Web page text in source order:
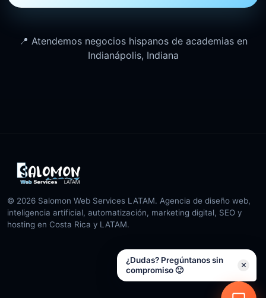
📍 Atendemos negocios hispanos de academias en
Indianápolis, Indiana
© 2026 Salomon Web Services LATAM. Agencia de diseño web,
inteligencia artificial, automatización, marketing digital, SEO y
hosting en Costa Rica y LATAM.
¿Dudas? Pregúntanos sin
compromiso 🙂